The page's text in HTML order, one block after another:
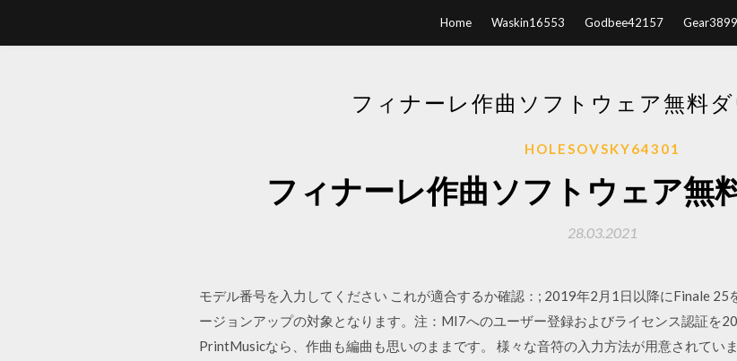
Home Waskin16553 Godbee42157
フィナーレ作曲ソフトウェア無料
HOLESOVSKY64301
フィナーレ作曲ソフトウェア無
28.03.2021
モデル番号を入力してください これが適合するか確認：; 2019年2月1日以降にFinale
ージョンアップの対象となります。注：MI7へのユーザー登録およびライセンス認証を
PrintMusicなら、作曲も編曲も思いのままです。 様々な音符の入力方法が用意されてい